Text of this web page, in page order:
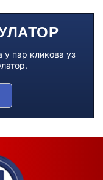
у пар кликова уз